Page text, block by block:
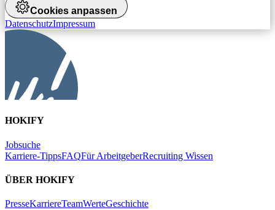
Cookies anpassen
DatenschutzImpressum
HOKIFY
Jobsuche
Karriere-TippsFAQFür ArbeitgeberRecruiting Wissen
ÜBER HOKIFY
PresseKarriereTeamWerteGeschichte